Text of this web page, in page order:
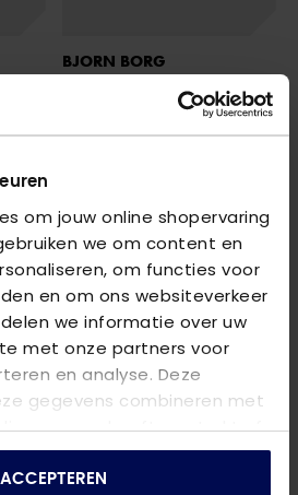
om jouw online shopervaring
we om content en
om functies voor
en om ons websiteverkeer
we informatie over uw
met onze partners voor
en analyse. Deze
gegevens combineren met
u aan ze heeft verstrekt of
op basis van uw gebruik
ACCEPTEREN
BJORN BORG
10001298 MULTIPACK - MP001 ZWART